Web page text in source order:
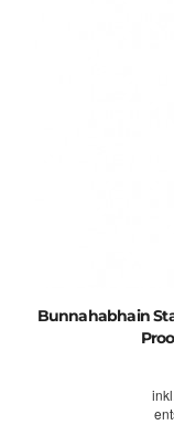
Bunnahabhain